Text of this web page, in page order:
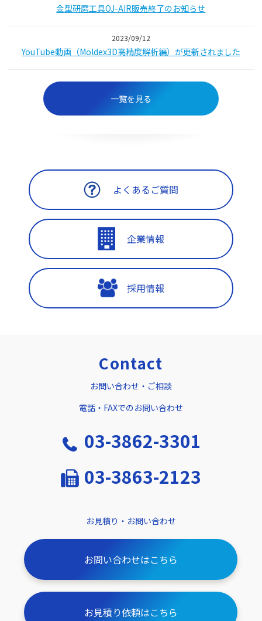
金型研磨工具OJ-AIR販売終了のお知らせ
2023/09/12
YouTube動画（Moldex3D高精度解析編）が更新されました
一覧を見る
よくあるご質問
企業情報
採用情報
Contact
お問い合わせ・ご相談
電話・FAXでのお問い合わせ
03-3862-3301
03-3863-2123
お見積り・お問い合わせ
お問い合わせはこちら
お見積り依頼はこちら